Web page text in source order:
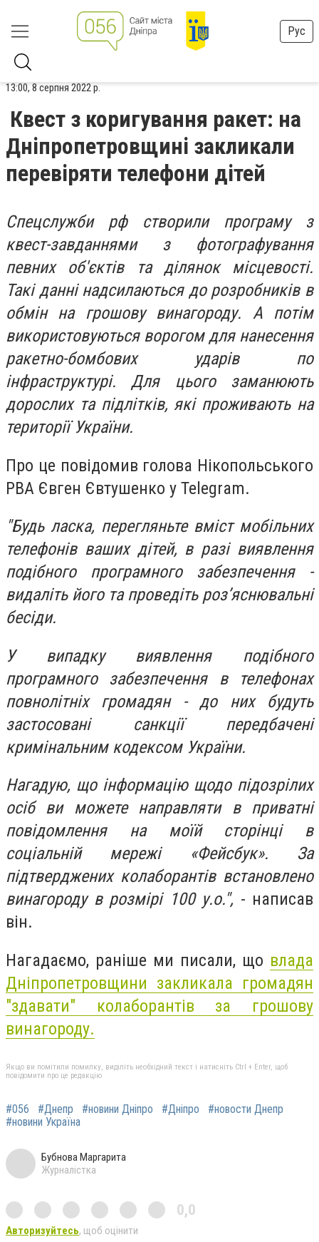
Рус
13:00, 8 серпня 2022 р.
Квест з коригування ракет: на
Дніпропетровщині закликали
перевіряти телефони дітей
Спецслужби рф створили програму з
квест-завданнями з фотографування
певних об'єктів та ділянок місцевості.
Такі данні надсилаються до розробників в
обмін на грошову винагороду. А потім
використовуються ворогом для нанесення
ракетно-бомбових ударів по
інфраструктурі. Для цього заманюють
дорослих та підлітків, які проживають на
території України.
Про це повідомив голова Нікопольського
РВА Євген Євтушенко у Telegram.
"Будь ласка, перегляньте вміст мобільних
телефонів ваших дітей, в разі виявлення
подібного програмного забезпечення -
видаліть його та проведіть роз’яснювальні
бесіди.
У випадку виявлення подібного
програмного забезпечення в телефонах
повнолітніх громадян - до них будуть
застосовані санкції передбачені
кримінальним кодексом України.
Нагадую, що інформацію щодо підозрілих
осіб ви можете направляти в приватні
повідомлення на моїй сторінці в
соціальній мережі «Фейсбук». За
підтверджених колаборантів встановлено
винагороду в розмірі 100 у.о.", - написав
він.
Нагадаємо, раніше ми писали, що влада
Дніпропетровщини закликала громадян
"здавати" колаборантів за грошову
винагороду.
Якщо ви помітили помилку, виділіть необхідний текст і натисніть Ctrl + Enter, щоб
повідомити про це редакцію
#056 #Днепр #новини Дніпро #Дніпро
#новости Днепр
#новини Україна
Бубнова Маргарита
Журналістка
0,0
Авторизуйтесь, щоб оцінити